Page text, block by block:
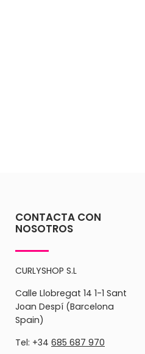
CONTACTA CON
NOSOTROS
CURLYSHOP S.L
Calle Llobregat 14 1-1 Sant
Joan Despí (Barcelona
Spain)
Tel: +34 685 687 970